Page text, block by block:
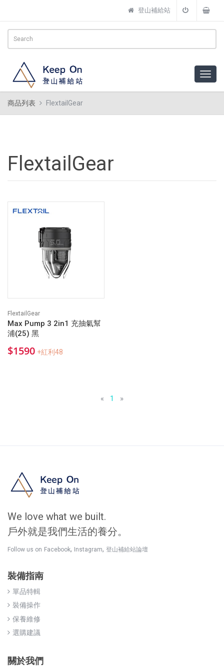
登山補給站
商品列表 FlextailGear
FlextailGear
FlextailGear
Max Pump 3 2in1 充抽氣幫
浦(25) 黑
$1590 +紅利48
« 1 »
We love what we built.
戶外就是我們生活的養分。
Follow us on Facebook, Instagram, 登山補給站論壇
裝備指南
單品特輯
裝備操作
保養維修
選購建議
關於我們